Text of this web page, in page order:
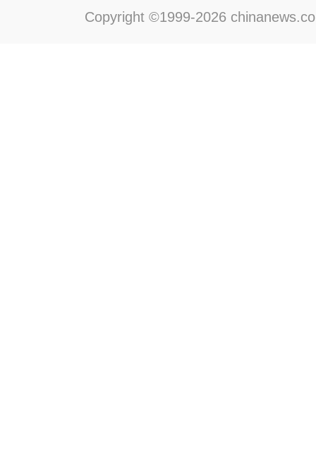
Copyright ©1999-2026